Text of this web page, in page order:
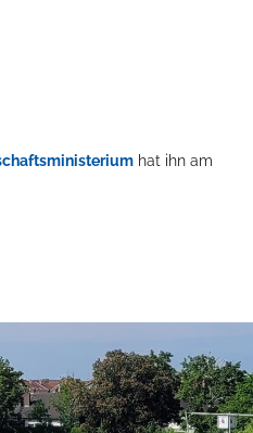
hat ihn am
- Fr:
08 - 12 Uhr
14 - 18 Uhr